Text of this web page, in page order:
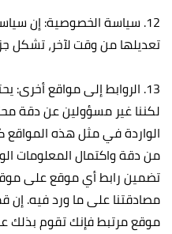
12. سياسة الخصوصية: إن
تعديلها من وقت لآخر، تشكل
13. الروابط إلى مواقع
لكننا غير مسؤولين عن دقة
الواردة في مثل هذه المواقع
من دقة واكتمال المعلومات
تضمين رابط أي موقع على
مصادقتنا على ما ورد فيه.
موقع مرتبط فإنك تقوم